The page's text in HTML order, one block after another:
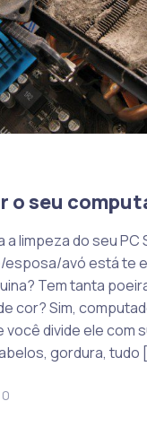
o seu
a limpeza do seu PC
esposa/avó está te
Tem tanta
cor? Sim,
divide ele com
gordura, tudo
0